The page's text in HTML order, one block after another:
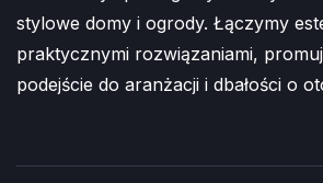
stylowe domy i ogrody. Łączymy
praktycznymi rozwiązaniami,
podejście do aranżacji i dbałości o